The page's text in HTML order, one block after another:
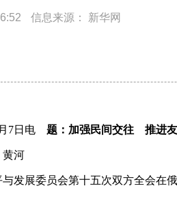
信息来源： 新华网
7日电 题：加强民间交往 推进
河
发展委员会第十五次双方全会在